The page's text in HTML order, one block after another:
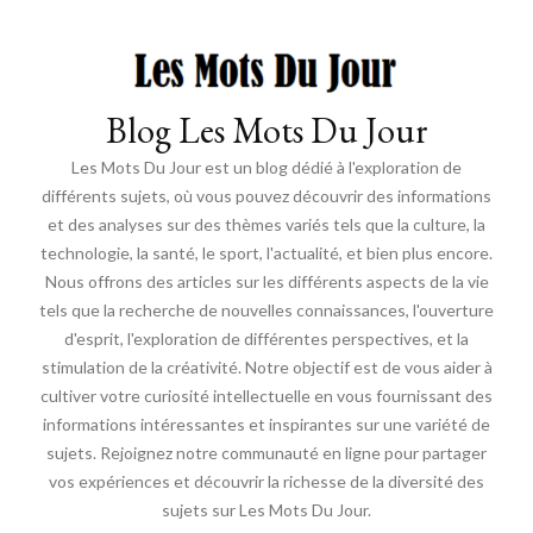
Blog Les Mots Du Jour
Les Mots Du Jour est un blog dédié à l'exploration de
différents sujets, où vous pouvez découvrir des informations
et des analyses sur des thèmes variés tels que la culture, la
technologie, la santé, le sport, l'actualité, et bien plus encore.
Nous offrons des articles sur les différents aspects de la vie
tels que la recherche de nouvelles connaissances, l'ouverture
d'esprit, l'exploration de différentes perspectives, et la
stimulation de la créativité. Notre objectif est de vous aider à
cultiver votre curiosité intellectuelle en vous fournissant des
informations intéressantes et inspirantes sur une variété de
sujets. Rejoignez notre communauté en ligne pour partager
vos expériences et découvrir la richesse de la diversité des
sujets sur Les Mots Du Jour.